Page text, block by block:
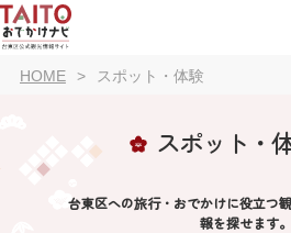
HOME スポット・体験
スポット・
台東区への旅行・おでかけに役立つ
報を探せます。